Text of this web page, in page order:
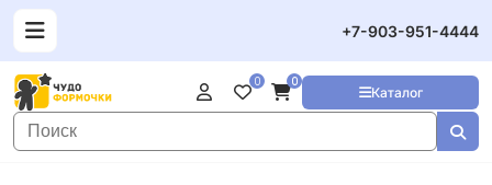
+7-903-951-4444
Каталог
0 0